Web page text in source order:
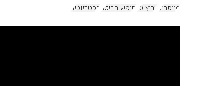
פייסבוק
ערוץ 20 חופש הביטוי הפטריוטים